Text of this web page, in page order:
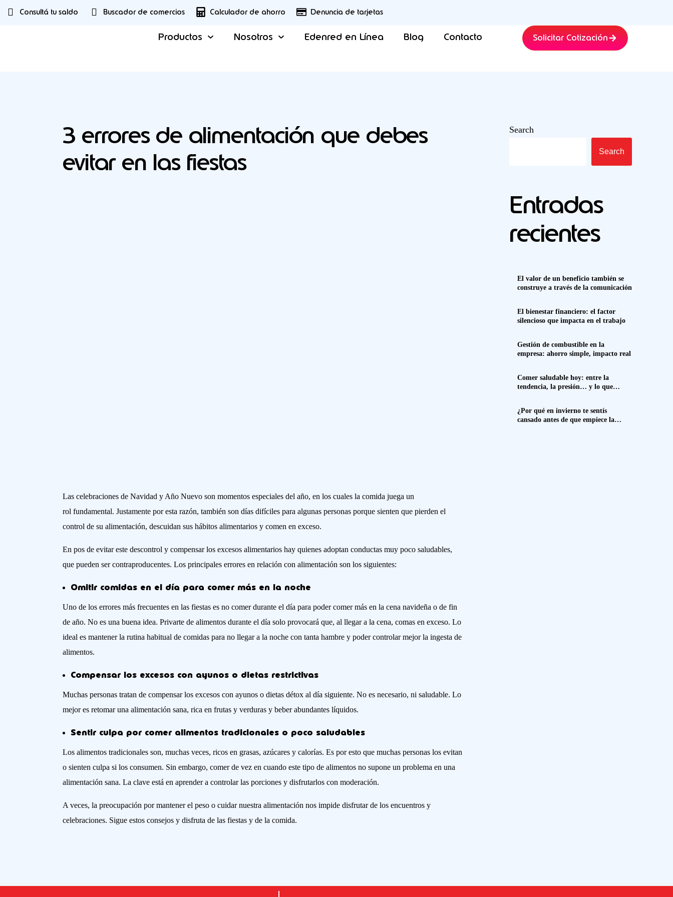
Consultá tu saldo Buscador de comercios Calculador de ahorro Denuncia de tarjetas
Productos Nosotros Edenred en Línea Blog Contacto Solicitar Cotización
3 errores de alimentación que debes
evitar en las fiestas
Las celebraciones de Navidad y Año Nuevo son momentos especiales del año, en los cuales la comida juega un
rol fundamental. Justamente por esta razón, también son días difíciles para algunas personas porque sienten que pierden el
control de su alimentación, descuidan sus hábitos alimentarios y comen en exceso.
En pos de evitar este descontrol y compensar los excesos alimentarios hay quienes adoptan conductas muy poco saludables,
que pueden ser contraproducentes. Los principales errores en relación con alimentación son los siguientes:
Omitir comidas en el día para comer más en la noche
Uno de los errores más frecuentes en las fiestas es no comer durante el día para poder comer más en la cena navideña o de fin
de año. No es una buena idea. Privarte de alimentos durante el día solo provocará que, al llegar a la cena, comas en exceso. Lo
ideal es mantener la rutina habitual de comidas para no llegar a la noche con tanta hambre y poder controlar mejor la ingesta de
alimentos.
Compensar los excesos con ayunos o dietas restrictivas
Muchas personas tratan de compensar los excesos con ayunos o dietas détox al día siguiente. No es necesario, ni saludable. Lo
mejor es retomar una alimentación sana, rica en frutas y verduras y beber abundantes líquidos.
Sentir culpa por comer alimentos tradicionales o poco saludables
Los alimentos tradicionales son, muchas veces, ricos en grasas, azúcares y calorías. Es por esto que muchas personas los evitan
o sienten culpa si los consumen. Sin embargo, comer de vez en cuando este tipo de alimentos no supone un problema en una
alimentación sana. La clave está en aprender a controlar las porciones y disfrutarlos con moderación.
A veces, la preocupación por mantener el peso o cuidar nuestra alimentación nos impide disfrutar de los encuentros y
celebraciones. Sigue estos consejos y disfruta de las fiestas y de la comida.
Search
Search
Entradas
recientes
El valor de un beneficio también se
construye a través de la comunicación
El bienestar financiero: el factor
silencioso que impacta en el trabajo
Gestión de combustible en la
empresa: ahorro simple, impacto real
Comer saludable hoy: entre la
tendencia, la presión… y lo que
¿Por qué en invierno te sentís
cansado antes de que empiece la